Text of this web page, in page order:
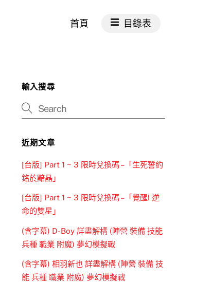
首頁 目錄表
輸入搜尋
近期文章
[台版] Part 1 ~ 3 限時兌換碼 –「生死誓約
銘於黯晶」
[台版] Part 1 ~ 3 限時兌換碼 –「覺醒! 逆
命的雙星」
(含字幕) D-Boy 詳盡解構 (陣營 裝備 技能
兵種 職業 附魔) 夢幻模擬戰
(含字幕) 相羽新也 詳盡解構 (陣營 裝備 技
能 兵種 職業 附魔) 夢幻模擬戰